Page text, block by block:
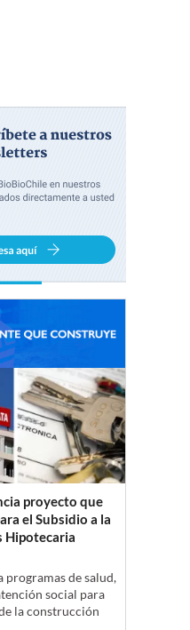
proyecto que
el Subsidio a la
Hipotecaria
programas de salud,
social para
la construcción